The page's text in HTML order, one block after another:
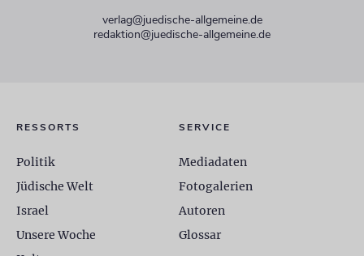
verlag@juedische-allgemeine.de
redaktion@juedische-allgemeine.de
RESSORTS
Politik
Jüdische Welt
Israel
Unsere Woche
SERVICE
Mediadaten
Fotogalerien
Autoren
Glossar